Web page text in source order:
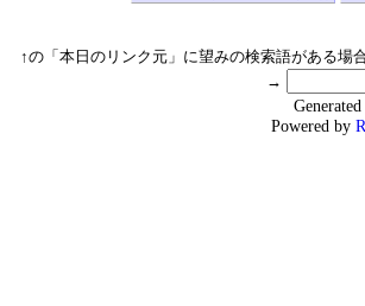
↑の「本日のリンク元」に望みの検索語がある場
→
Powered by